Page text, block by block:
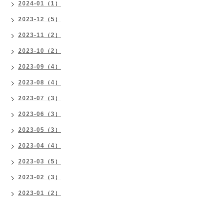
2024-01（1）
2023-12（5）
2023-11（2）
2023-10（2）
2023-09（4）
2023-08（4）
2023-07（3）
2023-06（3）
2023-05（3）
2023-04（4）
2023-03（5）
2023-02（3）
2023-01（2）